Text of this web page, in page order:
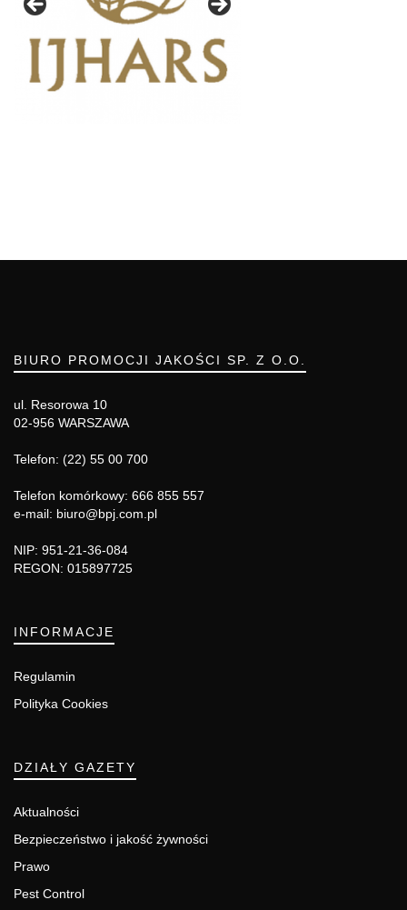
BIURO PROMOCJI JAKOŚCI SP. Z O.O.
ul. Resorowa 10
02-956 WARSZAWA
Telefon: (22) 55 00 700
Telefon komórkowy: 666 855 557
e-mail: biuro@bpj.com.pl
NIP: 951-21-36-084
REGON: 015897725
INFORMACJE
Regulamin
Polityka Cookies
DZIAŁY GAZETY
Aktualności
Bezpieczeństwo i jakość żywności
Prawo
Pest Control